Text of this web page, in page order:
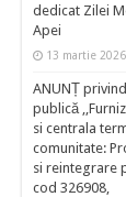
dedicat Zilei
Apei
13 martie 2026
ANUNȚ
publică
si centrala
comunitate:
si reintegrare
cod 326908,